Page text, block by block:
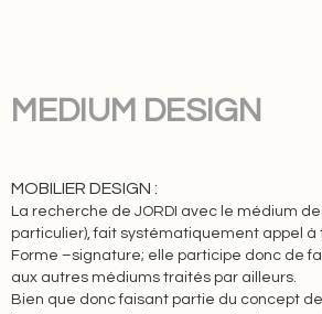
MEDIUM DESIGN
MOBILIER DESIGN :
La recherche de JORDI avec le médium
particulier), fait systématiquement appel à
Forme –signature; elle participe donc de
aux autres médiums traités par ailleurs.
Bien que donc faisant partie du concept